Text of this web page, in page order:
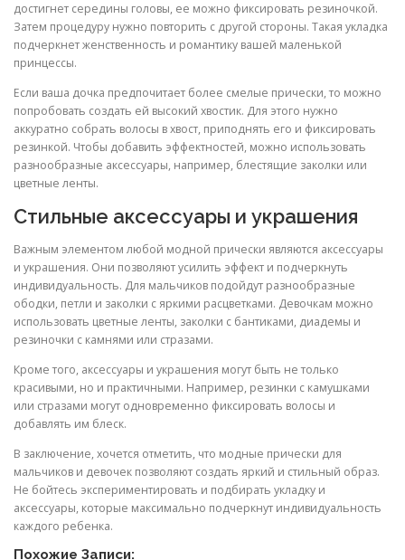
достигнет середины головы, ее можно фиксировать резиночкой.
Затем процедуру нужно повторить с другой стороны. Такая укладка
подчеркнет женственность и романтику вашей маленькой
принцессы.
Если ваша дочка предпочитает более смелые прически, то можно
попробовать создать ей высокий хвостик. Для этого нужно
аккуратно собрать волосы в хвост, приподнять его и фиксировать
резинкой. Чтобы добавить эффектностей, можно использовать
разнообразные аксессуары, например, блестящие заколки или
цветные ленты.
Стильные аксессуары и украшения
Важным элементом любой модной прически являются аксессуары
и украшения. Они позволяют усилить эффект и подчеркнуть
индивидуальность. Для мальчиков подойдут разнообразные
ободки, петли и заколки с яркими расцветками. Девочкам можно
использовать цветные ленты, заколки с бантиками, диадемы и
резиночки с камнями или стразами.
Кроме того, аксессуары и украшения могут быть не только
красивыми, но и практичными. Например, резинки с камушками
или стразами могут одновременно фиксировать волосы и
добавлять им блеск.
В заключение, хочется отметить, что модные прически для
мальчиков и девочек позволяют создать яркий и стильный образ.
Не бойтесь экспериментировать и подбирать укладку и
аксессуары, которые максимально подчеркнут индивидуальность
каждого ребенка.
Похожие Записи: